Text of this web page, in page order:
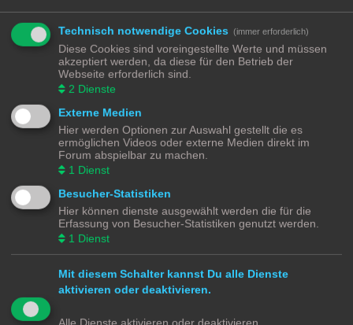
Letzter Beitrag vonRalph«Sa 4. Dez 2021, 21:28
Züge nach Neustart wieder im Schattenbahnhof starten
Letzter Beitrag vonRalph« Sa 4. Dez 2021, 20:13
Neues Thema
BERECHTIGUNGEN IN DIESEM FORUM
keineneuen Themen in diesem Forum erstellen.
keine Antworten zu Themen in diesem Forum erstellen.
Du darfst deine Beiträge in diesem Forum
Du darfst deine Beiträge in diesem Forumnicht
Du darfstkeineDateianhänge in diesem Forum erstellen.
Modellbahnforum Forum
Technisch notwendige Cookies (immer erforderlich)
Diese Cookies sind voreingestellte Werte und müssen
akzeptiert werden, da diese für den Betrieb der
Webseite erforderlich sind.
2 Dienste
Externe Medien
Hier werden Optionen zur Auswahl gestellt die es
ermöglichen Videos oder externe Medien direkt im
Forum abspielbar zu machen.
1 Dienst
Besucher-Statistiken
Hier können dienste ausgewählt werden die für die
Erfassung von Besucher-Statistiken genutzt werden.
1 Dienst
Mit diesem Schalter kannst Du alle Dienste
aktivieren oder deaktivieren.
Alle Dienste aktivieren oder deaktivieren